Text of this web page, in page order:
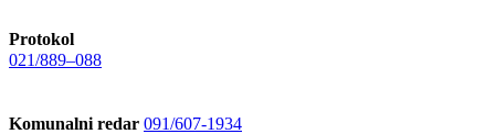
Protokol
021/889–088
Komunalni redar 091/607-1934